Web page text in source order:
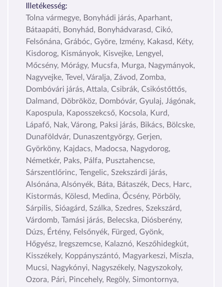
Illetékesség:
Tolna vármegye, Bonyhádi járás, Aparhant,
Bátaapáti, Bonyhád, Bonyhádvarasd, Cikó,
Felsőnána, Grábóc, Györe, Izmény, Kakasd, Kéty,
Kisdorog, Kismányok, Kisvejke, Lengyel,
Mőcsény, Mórágy, Mucsfa, Murga, Nagymányok,
Nagyvejke, Tevel, Váralja, Závod, Zomba,
Dombóvári járás, Attala, Csibrák, Csikóstőttős,
Dalmand, Döbrököz, Dombóvár, Gyulaj, Jágónak,
Kapospula, Kaposszekcső, Kocsola, Kurd,
Lápafő, Nak, Várong, Paksi járás, Bikács, Bölcske,
Dunaföldvár, Dunaszentgyörgy, Gerjen,
Györköny, Kajdacs, Madocsa, Nagydorog,
Németkér, Paks, Pálfa, Pusztahencse,
Sárszentlőrinc, Tengelic, Szekszárdi járás,
Alsónána, Alsónyék, Báta, Bátaszék, Decs, Harc,
Kistormás, Kölesd, Medina, Őcsény, Pörböly,
Sárpilis, Sióagárd, Szálka, Szedres, Szekszárd,
Várdomb, Tamási járás, Belecska, Diósberény,
Dúzs, Értény, Felsőnyék, Fürged, Gyönk,
Hőgyész, Iregszemcse, Kalaznó, Keszőhidegkút,
Kisszékely, Koppányszántó, Magyarkeszi, Miszla,
Mucsi, Nagykónyi, Nagyszékely, Nagyszokoly,
Ozora, Pári, Pincehely, Regöly, Simontornya,